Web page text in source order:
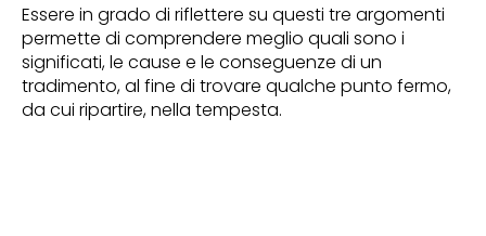
Essere in grado di riflettere su questi tre argomenti
permette di comprendere meglio quali sono i
significati, le cause e le conseguenze di un
tradimento, al fine di trovare qualche punto fermo,
da cui ripartire, nella tempesta.